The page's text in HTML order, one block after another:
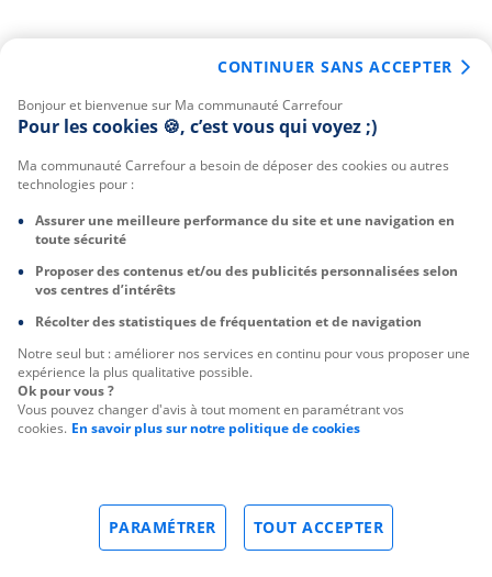
Bonjour et bienvenue sur Ma communauté Carrefour
Pour les cookies 🍪, c’est vous qui voyez ;)
Ma communauté Carrefour a besoin de déposer des cookies ou autres
technologies pour :
Assurer une meilleure performance du site et une navigation en
toute sécurité
Proposer des contenus et/ou des publicités personnalisées selon
vos centres d’intérêts
Récolter des statistiques de fréquentation et de navigation
Notre seul but : améliorer nos services en continu pour vous proposer une
expérience la plus qualitative possible.
Ok pour vous ?
Vous pouvez changer d'avis à tout moment en paramétrant vos
cookies. En savoir plus sur notre politique de cookies
TOUT ACCEPTER
PARAMÉTRER
CONTINUER SANS ACCEPTER